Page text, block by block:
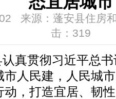
来源：蓬安县住房
击： 319
真贯彻习近平总
市人民建，人民城
动，打造宜居、韧